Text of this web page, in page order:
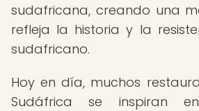
sudafricana, creando una
refleja la historia y la
sudafricano.
Hoy en día, muchos
Sudáfrica se inspiran